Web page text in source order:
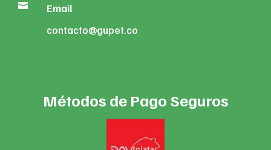
 Email
contacto@gupet.co
Métodos de Pago Seguros